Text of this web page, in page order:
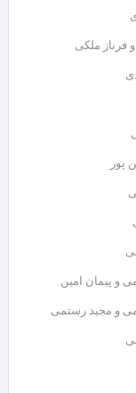
و فرناز ملکی
پور
و پیمان امین
و مجید رستمی